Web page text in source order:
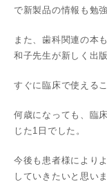
で新製品の情報も勉
また、歯科関連の本
和子先生が新しく出
すぐに臨床で使える
何歳になっても、臨
じた1日でした。
今後も患者様により
していきたいと思いま